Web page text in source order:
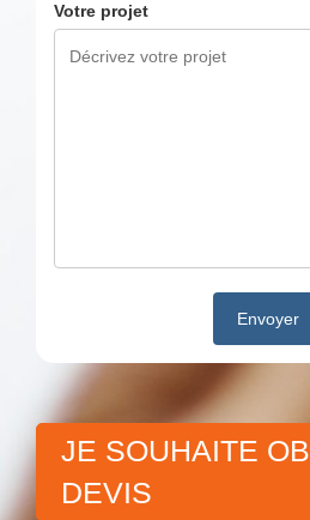
Votre projet
JE SOUHAITE
DEVIS